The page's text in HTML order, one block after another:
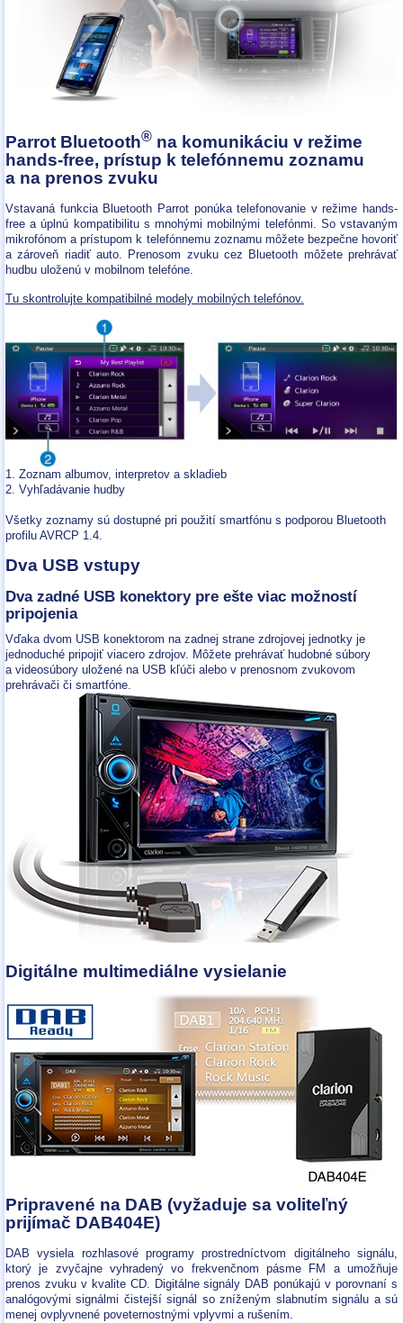
Parrot Bluetooth® na komunikáciu v režime
hands-free, prístup k telefónnemu zoznamu
a na prenos zvuku
Vstavaná funkcia Bluetooth Parrot ponúka telefonovanie v režime hands-
free a úplnú kompatibilitu s mnohými mobilnými telefónmi. So vstavaným
mikrofónom a prístupom k telefónnemu zoznamu môžete bezpečne hovoriť
a zároveň riadiť auto. Prenosom zvuku cez Bluetooth môžete prehrávať
hudbu uloženú v mobilnom telefóne.
Tu skontrolujte kompatibilné modely mobilných telefónov.
1. Zoznam albumov, interpretov a skladieb
2. Vyhľadávanie hudby
Všetky zoznamy sú dostupné pri použití smartfónu s podporou Bluetooth
profilu AVRCP 1.4.
Dva USB vstupy
Dva zadné USB konektory pre ešte viac možností
pripojenia
Vďaka dvom USB konektorom na zadnej strane zdrojovej jednotky je
jednoduché pripojiť viacero zdrojov. Môžete prehrávať hudobné súbory
a videosúbory uložené na USB kľúči alebo v prenosnom zvukovom
prehrávači či smartfóne.
Digitálne multimediálne vysielanie
Pripravené na DAB (vyžaduje sa voliteľný
prijímač DAB404E)
DAB vysiela rozhlasové programy prostredníctvom digitálneho signálu,
ktorý je zvyčajne vyhradený vo frekvenčnom pásme FM a umožňuje
prenos zvuku v kvalite CD. Digitálne signály DAB ponúkajú v porovnaní s
analógovými signálmi čistejší signál so zníženým slabnutím signálu a sú
menej ovplyvnené poveternostnými vplyvmi a rušením.